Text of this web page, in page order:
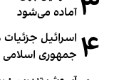
آماده می‌شود
۴ اسرائیل
جمهوری اسلامی